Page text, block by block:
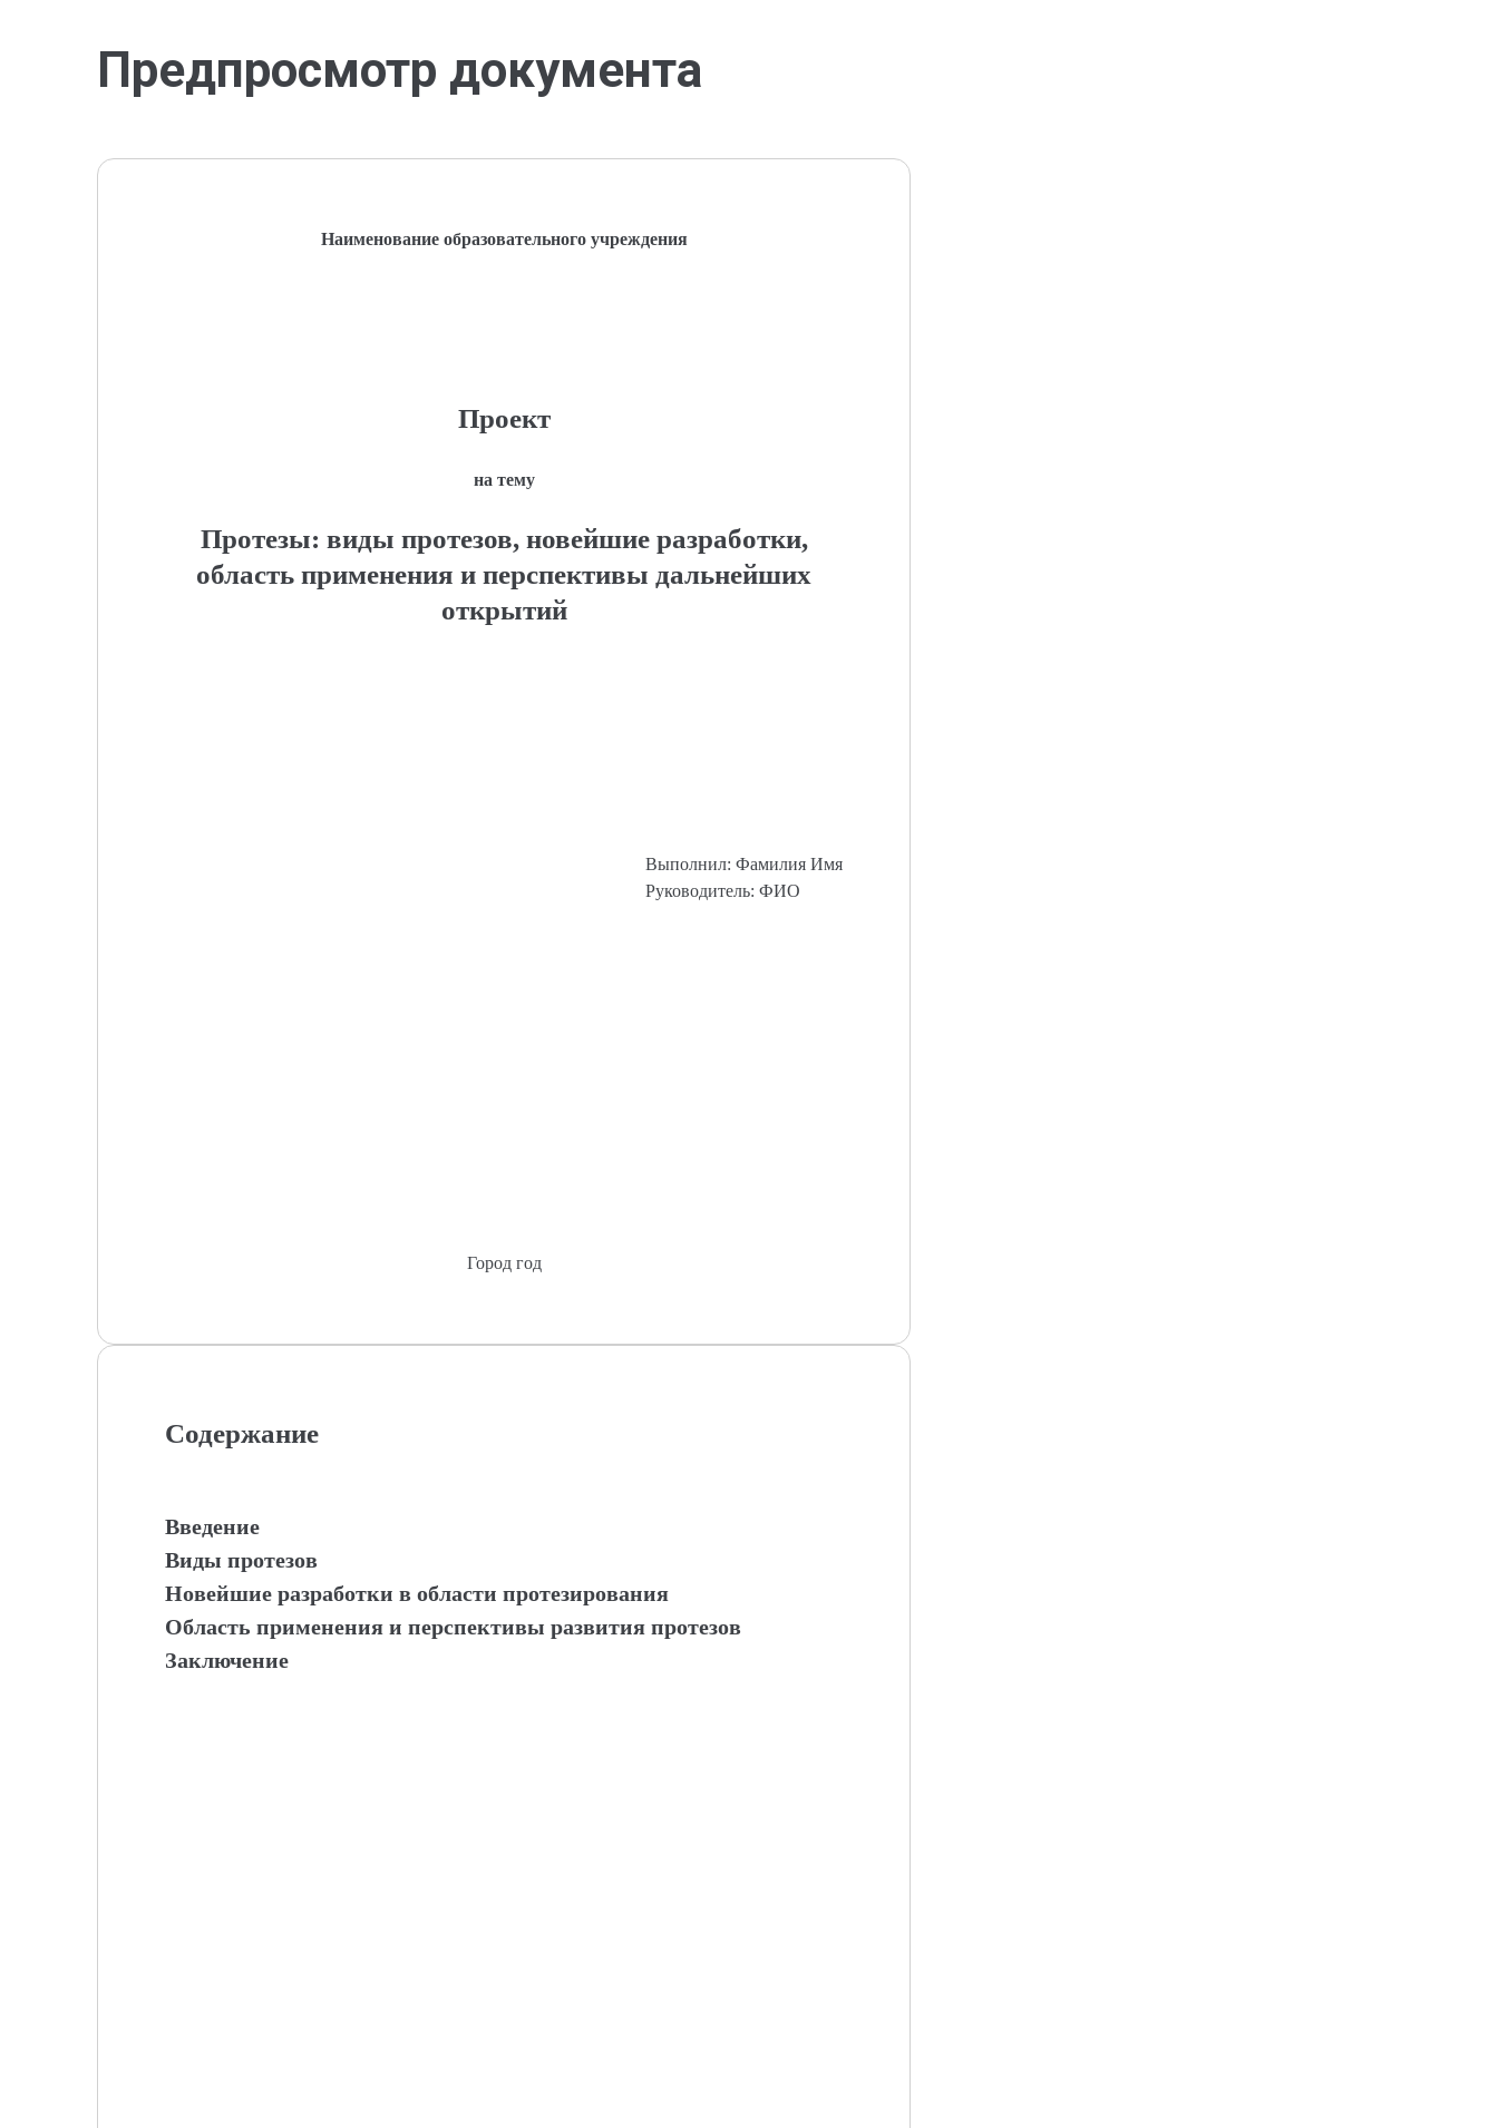
Предпросмотр документа
Наименование образовательного учреждения
Проект
на тему
Протезы: виды протезов, новейшие разработки,
область применения и перспективы дальнейших
открытий
Выполнил: Фамилия Имя
Руководитель: ФИО
Город год
Содержание
Введение
Виды протезов
Новейшие разработки в области протезирования
Область применения и перспективы развития протезов
Заключение